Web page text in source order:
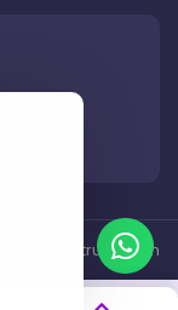
Gartruck.com